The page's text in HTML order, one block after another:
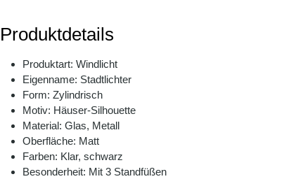
Produktdetails
Produktart: Windlicht
Eigenname: Stadtlichter
Form: Zylindrisch
Motiv: Häuser-Silhouette
Material: Glas, Metall
Oberfläche: Matt
Farben: Klar, schwarz
Besonderheit: Mit 3 Standfüßen